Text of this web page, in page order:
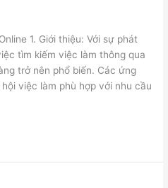
1. Giới thiệu: Với sự phát
tìm kiếm việc làm thông qua
trở nên phổ biến. Các ứng
việc làm phù hợp với nhu cầu